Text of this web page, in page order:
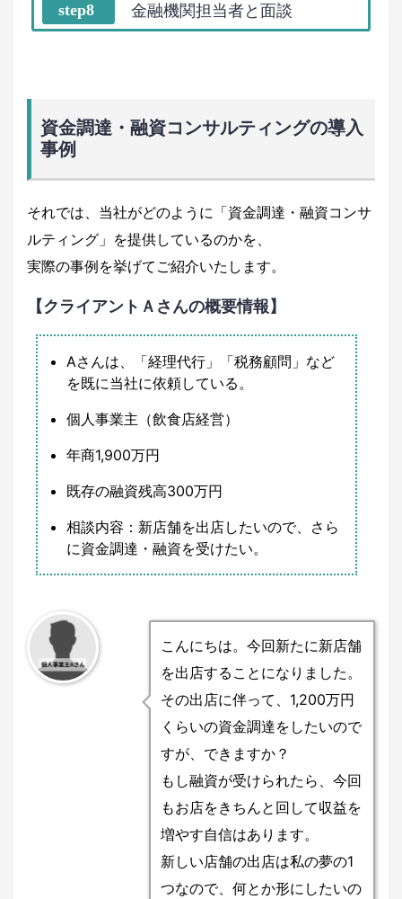
step8 金融機関担当者と面談
資金調達・融資コンサルティングの導入
事例
それでは、当社がどのように「資金調達・融資コンサ
ルティング」を提供しているのかを、
実際の事例を挙げてご紹介いたします。
【クライアントＡさんの概要情報】
Aさんは、「経理代行」「税務顧問」など
を既に当社に依頼している。
個人事業主（飲食店経営）
年商1,900万円
既存の融資残高300万円
相談内容：新店舗を出店したいので、さら
に資金調達・融資を受けたい。
こんにちは。今回新たに新店舗
を出店することになりました。
その出店に伴って、1,200万円
くらいの資金調達をしたいので
すが、できますか？
もし融資が受けられたら、今回
もお店をきちんと回して収益を
増やす自信はあります。
新しい店舗の出店は私の夢の1
つなので、何とか形にしたいの